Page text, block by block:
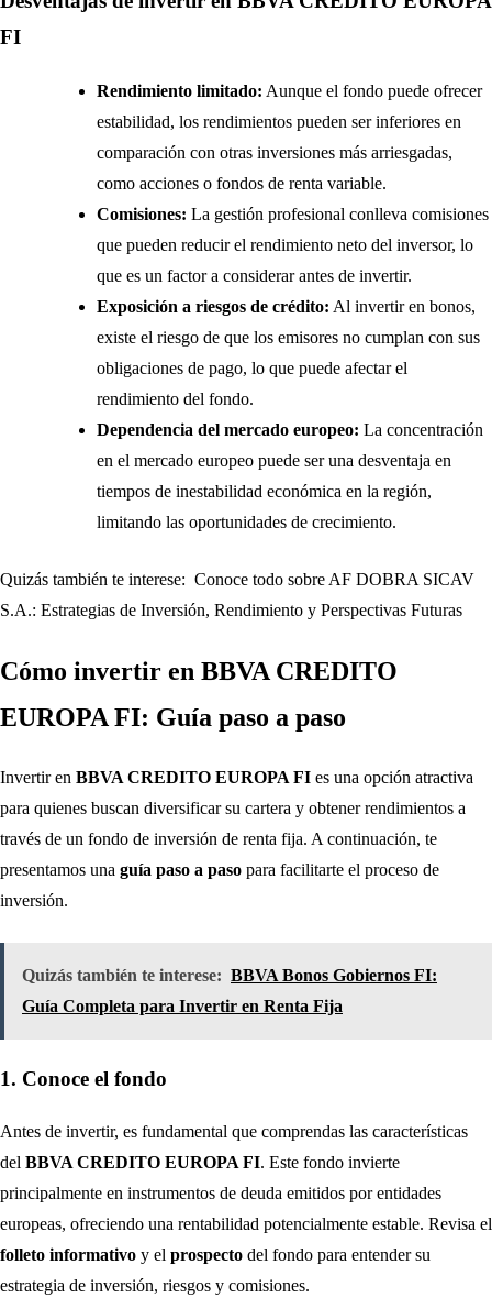
FI
Rendimiento limitado: Aunque el fondo puede ofrecer
estabilidad, los rendimientos pueden ser inferiores en
comparación con otras inversiones más arriesgadas,
como acciones o fondos de renta variable.
Comisiones: La gestión profesional conlleva comisiones
que pueden reducir el rendimiento neto del inversor, lo
que es un factor a considerar antes de invertir.
Exposición a riesgos de crédito: Al invertir en bonos,
existe el riesgo de que los emisores no cumplan con sus
obligaciones de pago, lo que puede afectar el
rendimiento del fondo.
Dependencia del mercado europeo: La concentración
en el mercado europeo puede ser una desventaja en
tiempos de inestabilidad económica en la región,
limitando las oportunidades de crecimiento.
Quizás también te interese: Conoce todo sobre AF DOBRA SICAV
S.A.: Estrategias de Inversión, Rendimiento y Perspectivas Futuras
Cómo invertir en BBVA CREDITO
EUROPA FI: Guía paso a paso
Invertir en BBVA CREDITO EUROPA FI es una opción atractiva
para quienes buscan diversificar su cartera y obtener rendimientos a
través de un fondo de inversión de renta fija. A continuación, te
presentamos una guía paso a paso para facilitarte el proceso de
inversión.
Quizás también te interese: BBVA Bonos Gobiernos FI:
Guía Completa para Invertir en Renta Fija
1. Conoce el fondo
Antes de invertir, es fundamental que comprendas las características
del BBVA CREDITO EUROPA FI. Este fondo invierte
principalmente en instrumentos de deuda emitidos por entidades
europeas, ofreciendo una rentabilidad potencialmente estable. Revisa el
folleto informativo y el prospecto del fondo para entender su
estrategia de inversión, riesgos y comisiones.